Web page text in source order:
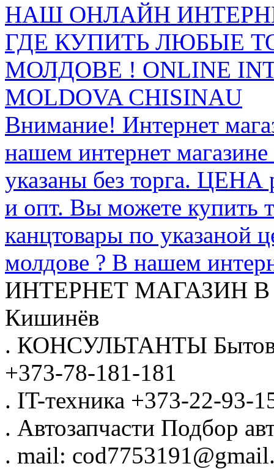
НАШ ОНЛАЙН
ГДЕ КУПИТЬ ЛЮБЫЕ
МОЛДОВЕ ! ONLINE
MOLDOVA CHISINAU
Внимание! Интернет
нашем интернет
указаны без торга.
и опт. Вы можете купить
канцтовары по указаной
молдове ? В нашем
ИНТЕРНЕТ МАГАЗИН
Кишинёв
. КОНСУЛЬТАНТЫ
+373-78-181-181
. IT-техника +373-22-93-
. Автозапчасти Подбор
. mail: